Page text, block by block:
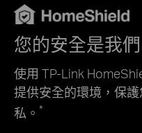
您的安全是我
使用 TP-Link
提供安全的環境，保
私。 *